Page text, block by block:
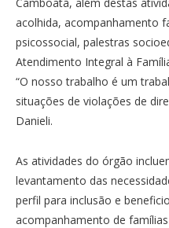
acolhida, acompanhamento
psicossocial, palestras
Atendimento Integral à
“O nosso trabalho é um
situações de violações de
Danieli.
As atividades do órgão
levantamento das
perfil para inclusão e
acompanhamento de